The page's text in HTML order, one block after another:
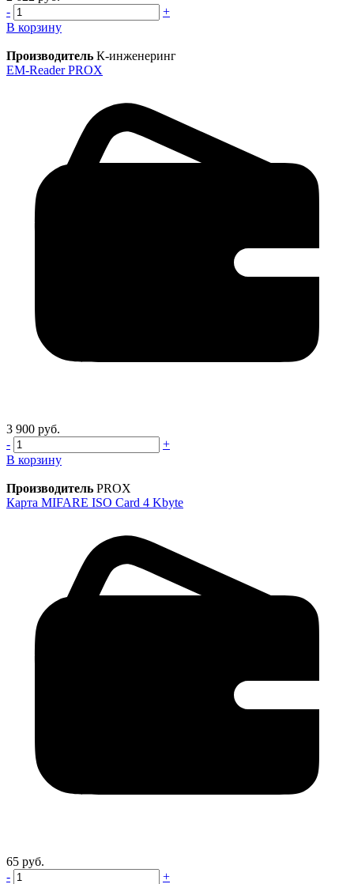
-
+
В корзину
Производитель К-инженеринг
EM-Reader PROX
3 900 руб.
-
+
В корзину
Производитель PROX
Карта MIFARE ISO Card 4 Kbyte
65 руб.
-
+